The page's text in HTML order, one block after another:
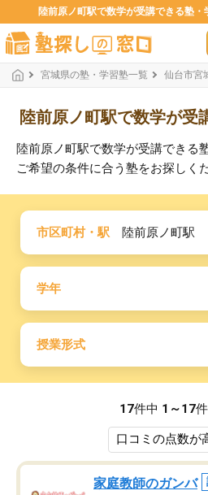
陸前原ノ町駅で数学が受講できる塾・
宮城県の塾・学習塾一覧 仙台市宮
陸前原ノ町駅で数学が受
陸前原ノ町駅で数学が受講できる
ご希望の条件に合う塾をお探しく
市区町村・駅 陸前原ノ町駅
学年
授業形式
17件中 1～17
家庭教師のガンバ